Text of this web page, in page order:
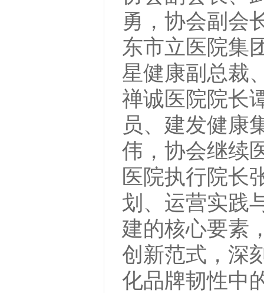
勇，协会副会
东市立医院集
星健康副总裁
禅诚医院院长
员、建发健康
伟，协会继续
医院执行院长
划、运营实践
建的核心要素
创新范式，深
化品牌韧性中